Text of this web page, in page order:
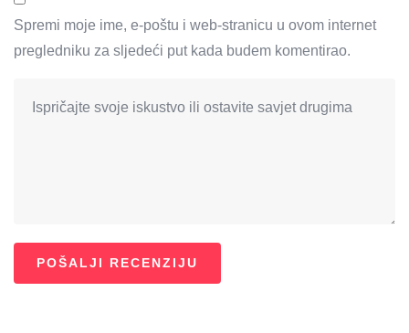
Spremi moje ime, e-poštu i web-stranicu u ovom internet
pregledniku za sljedeći put kada budem komentirao.